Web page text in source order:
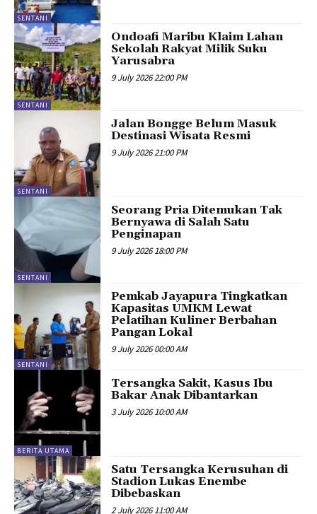
SENTANI
SENTANI
Ondoafi Maribu Klaim Lahan
Sekolah Rakyat Milik Suku
Yarusabra
9 July 2026 22:00 PM
SENTANI
Jalan Bongge Belum Masuk
Destinasi Wisata Resmi
9 July 2026 21:00 PM
SENTANI
Seorang Pria Ditemukan Tak
Bernyawa di Salah Satu
Penginapan
9 July 2026 18:00 PM
SENTANI
Pemkab Jayapura Tingkatkan
Kapasitas UMKM Lewat
Pelatihan Kuliner Berbahan
Pangan Lokal
9 July 2026 00:00 AM
BERITA UTAMA
Tersangka Sakit, Kasus Ibu
Bakar Anak Dibantarkan
3 July 2026 10:00 AM
Satu Tersangka Kerusuhan di
Stadion Lukas Enembe
Dibebaskan
2 July 2026 11:00 AM